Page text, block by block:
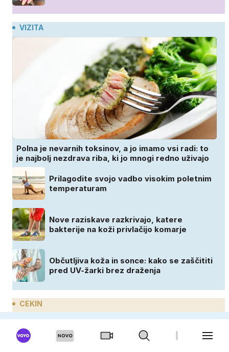
VIZITA
Polna je nevarnih toksinov, a jo imamo vsi radi: to
je najbolj nezdrava riba, ki jo mnogi redno uživajo
Prilagodite svojo vadbo visokim poletnim
temperaturam
Nove raziskave razkrivajo, katere
bakterije na koži privlačijo komarje
Občutljiva koža in sonce: kako se zaščititi
pred UV-žarki brez draženja
CEKIN